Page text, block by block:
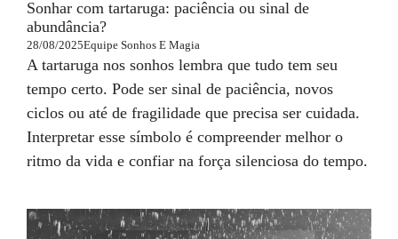
Sonhar com tartaruga: paciência ou sinal de
abundância?
28/08/2025Equipe Sonhos E Magia
A tartaruga nos sonhos lembra que tudo tem seu
tempo certo. Pode ser sinal de paciência, novos
ciclos ou até de fragilidade que precisa ser cuidada.
Interpretar esse símbolo é compreender melhor o
ritmo da vida e confiar na força silenciosa do tempo.